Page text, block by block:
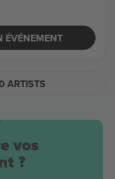
ÉVÉNEMENT
ARTISTS
vos
?